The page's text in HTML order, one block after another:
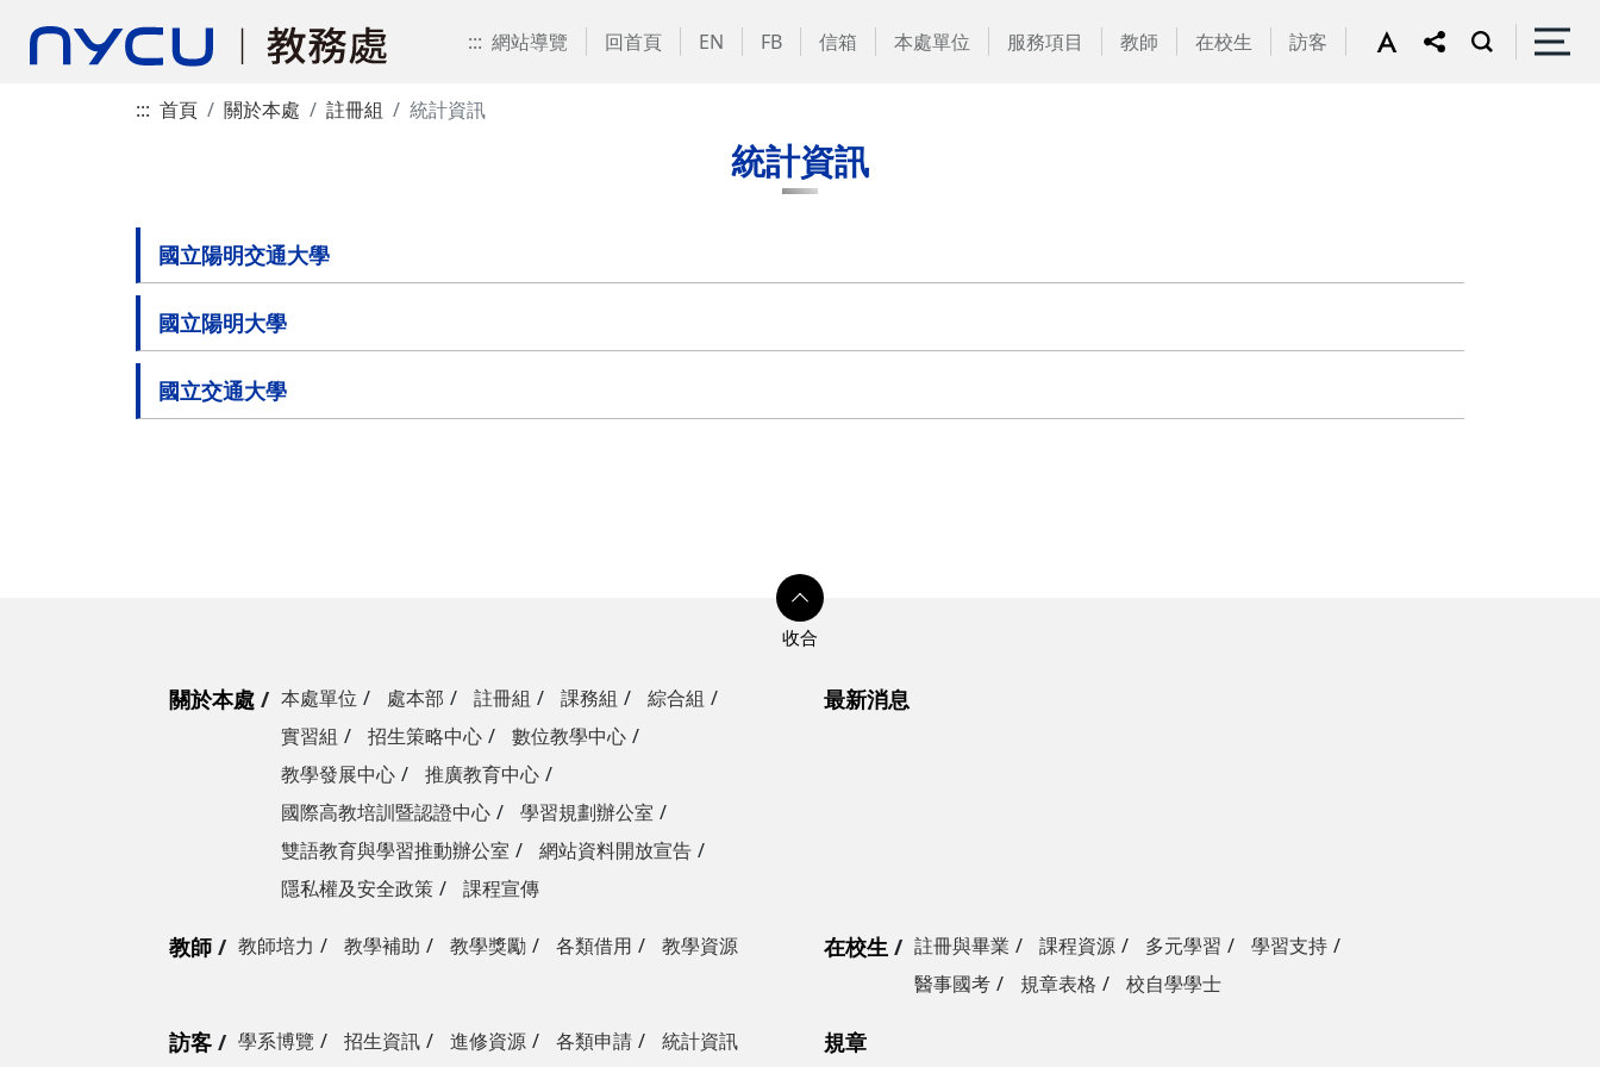
::: 網站導覽 回首頁 EN FB 信箱 本處單位 服務項目 教師 在校生 訪客
::: 首頁 關於本處 註冊組 統計資訊
統計資訊
國立陽明交通大學
國立陽明大學
國立交通大學
關於本處 本處單位 處本部 註冊組 課務組
綜合組
實習組
招生策略中心
數位教學中心
教學發展中心
推廣教育中心
國際高教培訓暨認證中心
學習規劃辦公室
雙語教育與學習推動辦公室
網站資料開放宣告
隱私權及安全政策
課程宣傳
最新消息
教師 教師培力 教學補助 教學獎勵 各類借用 教學資源 在校生 註冊與畢業 課程資源 多元學習
學習支持
醫事國考
規章表格 校自學學士
訪客 學系博覽 招生資訊 進修資源 各類申請 統計資訊 規章